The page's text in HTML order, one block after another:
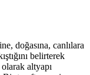
doğasına, canlılara
belirterek
altyapı